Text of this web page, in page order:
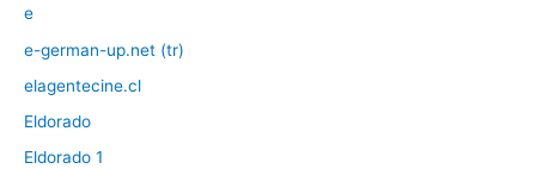
e
e-german-up.net (tr)
elagentecine.cl
Eldorado
Eldorado 1